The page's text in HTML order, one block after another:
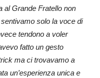
al Grande Fratello non
solo la voce di
tendono a voler
fatto un gesto
ma ci trovavamo a
un’esperienza unica e